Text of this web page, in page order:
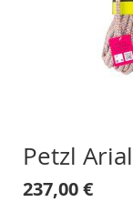
Petzl
237,00 €